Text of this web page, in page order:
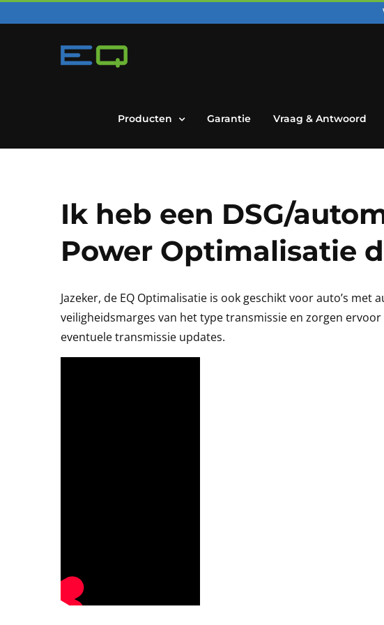
to
Producten Garantie Vraag & Antwoord
Ik heb een DSG/
Power Optimalisatie
Jazeker, de EQ Optimalisatie is ook geschikt voor auto’s
veiligheidsmarges van het type transmissie en zorgen
eventuele transmissie updates.